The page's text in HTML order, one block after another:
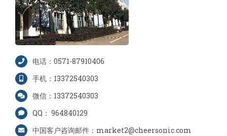
电话：0571-87910406
手机：13372540303
微信：13372540303
QQ： 964840129
中国客户咨询邮件：market2@cheersonic.com